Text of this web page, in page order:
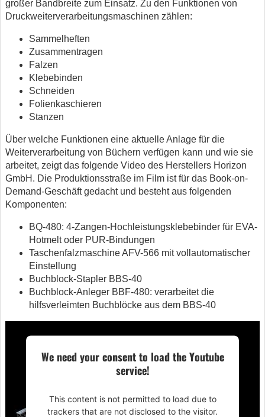
großer Bandbreite zum Einsatz. Zu den Funktionen von
Druckweiterverarbeitungsmaschinen zählen:
Sammelheften
Zusammentragen
Falzen
Klebebinden
Schneiden
Folienkaschieren
Stanzen
Über welche Funktionen eine aktuelle Anlage für die
Weiterverarbeitung von Büchern verfügen kann und wie sie
arbeitet, zeigt das folgende Video des Herstellers Horizon
GmbH. Die Produktionsstraße im Film ist für das Book-on-
Demand-Geschäft gedacht und besteht aus folgenden
Komponenten:
BQ-480: 4-Zangen-Hochleistungsklebebinder für EVA-
Hotmelt oder PUR-Bindungen
Taschenfalzmaschine AFV-566 mit vollautomatischer
Einstellung
Buchblock-Stapler BBS-40
Buchblock-Anleger BBF-480: verarbeitet die
hilfsverleimten Buchblöcke aus dem BBS-40
We need your consent to load the Youtube
service!
This content is not permitted to load due to
trackers that are not disclosed to the visitor.